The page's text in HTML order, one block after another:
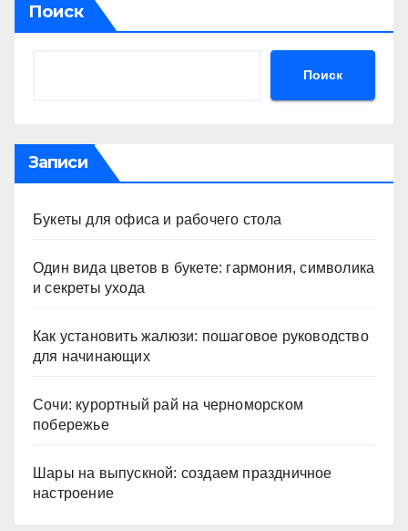
Поиск
Поиск
Записи
Букеты для офиса и рабочего стола
Один вида цветов в букете: гармония, символика
и секреты ухода
Как установить жалюзи: пошаговое руководство
для начинающих
Сочи: курортный рай на черноморском
побережье
Шары на выпускной: создаем праздничное
настроение